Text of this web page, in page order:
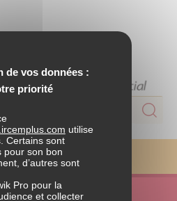
UN CONSEILLER
de vos données :
priorité
utilise
Certains sont
pour son bon
d’autres sont
Pro pour la
et collecter